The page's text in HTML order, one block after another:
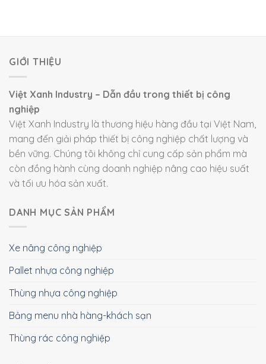
GIỚI THIỆU
Việt Xanh Industry – Dẫn đầu trong thiết bị công
nghiệp
Việt Xanh Industry là thương hiệu hàng đầu tại Việt Nam,
mang đến giải pháp thiết bị công nghiệp chất lượng và
bền vững. Chúng tôi không chỉ cung cấp sản phẩm mà
còn đồng hành cùng doanh nghiệp nâng cao hiệu suất
và tối ưu hóa sản xuất.
DANH MỤC SẢN PHẨM
Xe nâng công nghiệp
Pallet nhựa công nghiệp
Thùng nhựa công nghiệp
Bảng menu nhà hàng-khách sạn
Thùng rác công nghiệp